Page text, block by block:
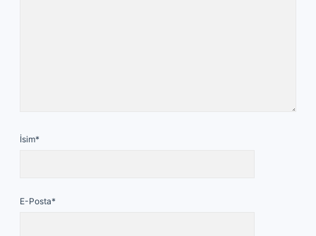
İsim*
E-Posta*